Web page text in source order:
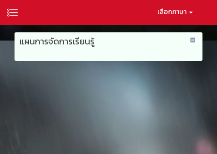
เลือกภาษา
แผนการจัดการเรียนรู้